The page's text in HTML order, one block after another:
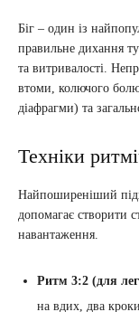
Біг – один із
правильне дихання
та витривалості.
втоми, колючого
діафрагми) та
Техніки
Найпоширеніший
допомагає створити
навантаження.
Ритм 3:2 (для
на вдих, два